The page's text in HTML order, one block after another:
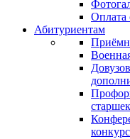
Оплата
Абитуриентам